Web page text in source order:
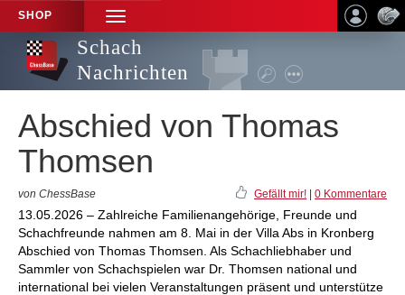
SHOP
TOGGLE
NAVIGATION
Schach
Nachrichten
Abschied von Thomas
Thomsen
von ChessBase Gefällt mir! 0 Kommentare
13.05.2026 – Zahlreiche Familienangehörige, Freunde und
Schachfreunde nahmen am 8. Mai in der Villa Abs in Kronberg
Abschied von Thomas Thomsen. Als Schachliebhaber und
Sammler von Schachspielen war Dr. Thomsen national und
international bei vielen Veranstaltungen präsent und unterstütze